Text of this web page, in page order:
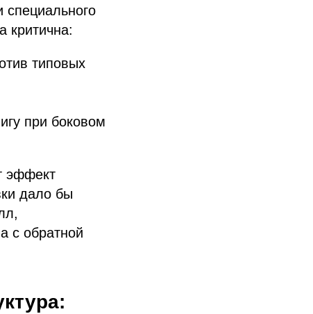
специального
критична:
типовых
при боковом
эффект
дало бы
с обратной